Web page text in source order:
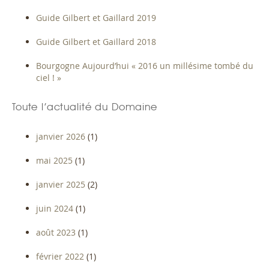
Guide Gilbert et Gaillard 2019
Guide Gilbert et Gaillard 2018
Bourgogne Aujourd’hui « 2016 un millésime tombé du
ciel ! »
Toute l’actualité du Domaine
janvier 2026 (1)
mai 2025 (1)
janvier 2025 (2)
juin 2024 (1)
août 2023 (1)
février 2022 (1)